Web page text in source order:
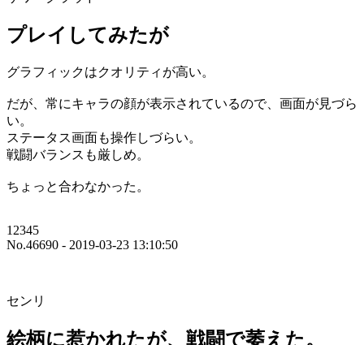
プレイしてみたが
グラフィックはクオリティが高い。
だが、常にキャラの顔が表示されているので、画面が見づら
い。
ステータス画面も操作しづらい。
戦闘バランスも厳しめ。
ちょっと合わなかった。
12345
No.46690 - 2019-03-23 13:10:50
センリ
絵柄に惹かれたが、戦闘で萎えた。